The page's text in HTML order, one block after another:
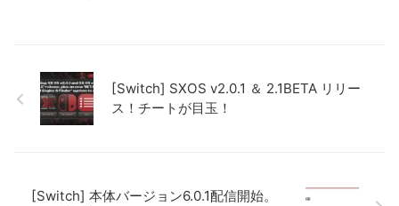
[Switch] SXOS v2.0.1 ＆ 2.1BETA リリー
ス！チートが目玉！
[Switch] 本体バージョン6.0.1配信開始。